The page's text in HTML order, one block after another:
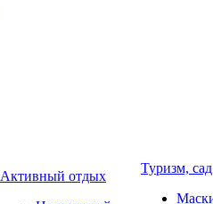
Активный отдых
Туризм, сад